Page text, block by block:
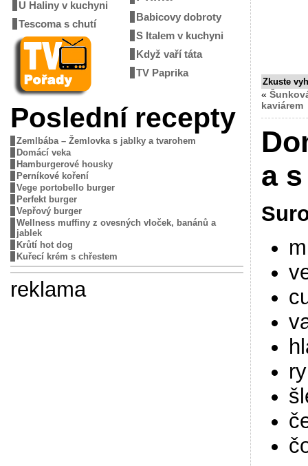
U Haliny v kuchyni
Tescoma s chutí
Babicovy dobroty
S Italem v kuchyni
Když vaří táta
TV Paprika
Poslední recepty
Zemlbába – Žemlovka s jablky a tvarohem
Domácí veka
Hamburgerové housky
Perníkové koření
Vege portobello burger
Perfekt burger
Vepřový burger
Wellness muffiny z ovesných vloček, banánů a
jablek
Krůtí hot dog
Kuřecí krém s chřestem
reklama
Zkuste
«
kaviárem
a